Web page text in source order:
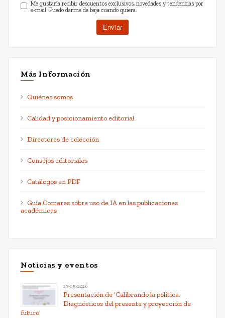
Me gustaría recibir descuentos exclusivos, novedades y tendencias por
e-mail. Puedo darme de baja cuando quiera.
Más Información
Quiénes somos
Calidad y posicionamiento editorial
Directores de colección
Consejos editoriales
Catálogos en PDF
Guía Comares sobre uso de IA en las publicaciones
académicas
Noticias y eventos
27-05-2026
Presentación de ‘Calibrando la política.
Diagnósticos del presente y proyección de
futuro’